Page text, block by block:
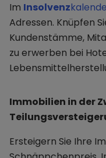
Im Insolvenz
Adressen. Knüpfen
Kundenstämme,
zu erwerben bei
Immobilien in der
Ersteigern Sie Ihre